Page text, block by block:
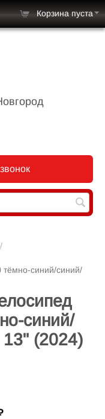
Корзина пуста
/
тёмно-синий/синий/
синий/
(2024)